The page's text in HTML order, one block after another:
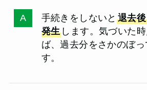
手続きをしないと 退去
発生 します。気づいた
ば、過去分をさかのぼ
す。